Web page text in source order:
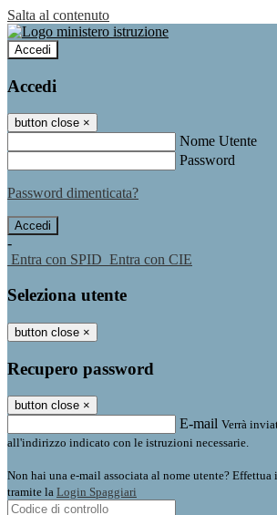
Salta al contenuto
Accedi
Accedi
button close ×
Nome Utente
Password
Password dimenticata?
-
Entra con SPID Entra con CIE
Seleziona utente
button close ×
Recupero password
button close ×
E-mail Verrà
all'indirizzo indicato con le istruzioni necessarie.
Non hai una e-mail associata al nome utente? Effettua
tramite la Login Spaggiari